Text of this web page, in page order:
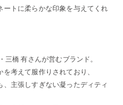
ートに柔らかな印象を与えてくれ
三橋 有さんが営むブランド。
考えて服作りされており、
主張しすぎない凝ったディティ